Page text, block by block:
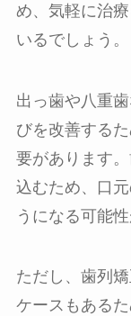
め、気軽に治
いるでしょう。
出っ歯や八重
びを改善する
要があります
込むため、口
うになる可能性
ただし、歯列
ケースもある